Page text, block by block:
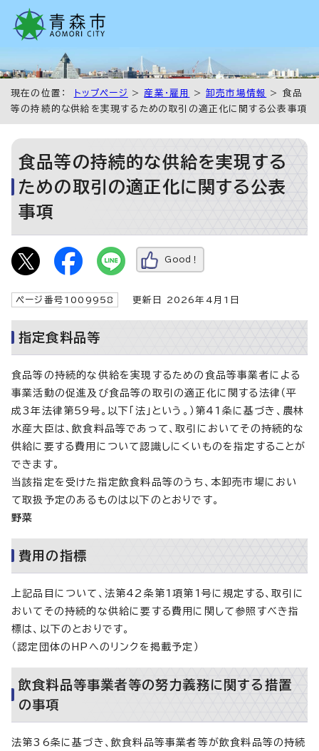
現在の位置： トップページ > 産業・雇用 >卸売市場情報
> 食品
等の持続的な供給を実現するための取引の適正化に関する公表事項
食品等の持続的な供給を実現する
ための取引の適正化に関する公表
事項
Good！
ページ番号1009958 更新日 2026年4月1日
指定食料品等
食品等の持続的な供給を実現するための食品等事業者による
事業活動の促進及び食品等の取引の適正化に関する法律（平
成3年法律第59号。以下「法」という。）第41条に基づき、農林
水産大臣は、飲食料品等であって、取引においてその持続的な
供給に要する費用について認識しにくいものを指定することが
できます。
当該指定を受けた指定飲食料品等のうち、本卸売市場におい
て取扱予定のあるものは以下のとおりです。
野菜
費用の指標
上記品目について、法第42条第1項第1号に規定する、取引に
おいてその持続的な供給に要する費用に関して参照すべき指
標は、以下のとおりです。
（認定団体のHPへのリンクを掲載予定）
飲食料品等事業者等の努力義務に関する措置
の事項
法第36条に基づき、飲食料品等事業者等が飲食料品等の持続